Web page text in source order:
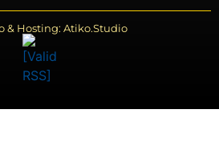
& Hosting: Atiko.Studio